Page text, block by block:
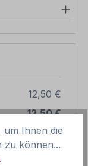
12,50 €
12,50 €
um Ihnen die
zu können...
.